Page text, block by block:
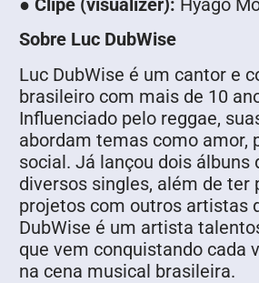
● Clipe (visualizer): Hyago
Sobre Luc DubWise
Luc DubWise é um cantor e
brasileiro com mais de 10
Influenciado pelo reggae,
abordam temas como amor,
social. Já lançou dois álbuns
diversos singles, além de ter
projetos com outros artistas
DubWise é um artista
que vem conquistando cada
na cena musical brasileira.